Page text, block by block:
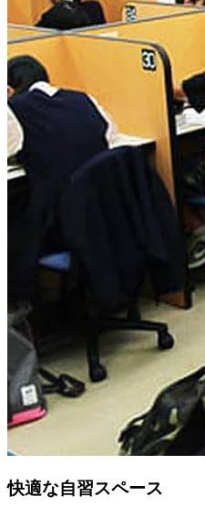
快適な自習スペース